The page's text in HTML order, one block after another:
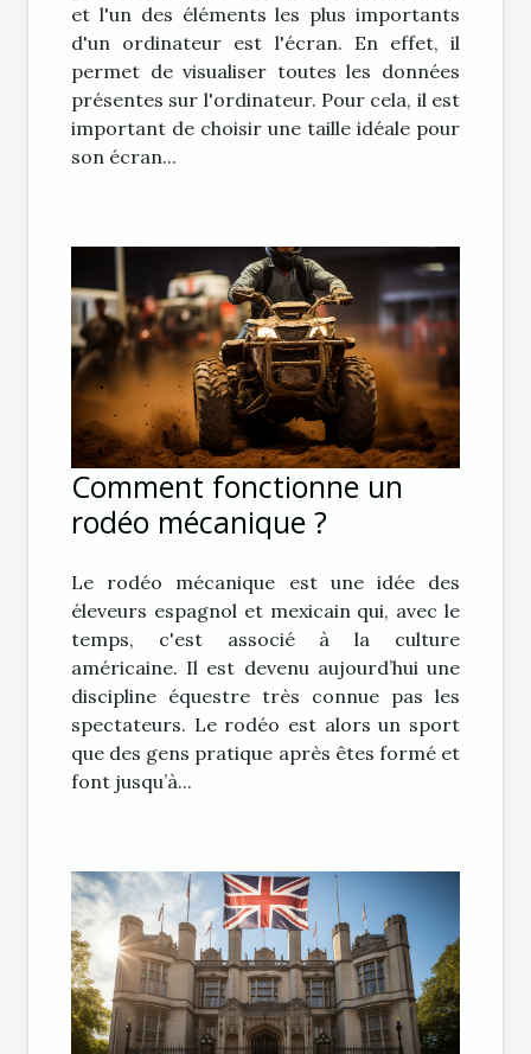
et l'un des éléments les plus importants
d'un ordinateur est l'écran. En effet, il
permet de visualiser toutes les données
présentes sur l'ordinateur. Pour cela, il est
important de choisir une taille idéale pour
son écran...
Comment fonctionne un
rodéo mécanique ?
Le rodéo mécanique est une idée des
éleveurs espagnol et mexicain qui, avec le
temps, c'est associé à la culture
américaine. Il est devenu aujourd’hui une
discipline équestre très connue pas les
spectateurs. Le rodéo est alors un sport
que des gens pratique après êtes formé et
font jusqu’à...